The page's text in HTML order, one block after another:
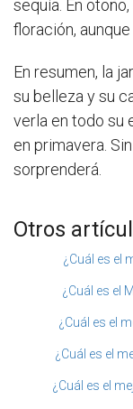
sequía. En
floración,
En resumen, la
su belleza y su
verla en todo su
en primavera.
sorprenderá.
Otros
¿Cuál es el
¿Cuál es el
¿Cuál es el
¿Cuál es el
¿Cuál es el